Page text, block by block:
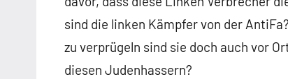
sind die linken Kämpfer von der
zu verprügeln sind sie doch auch vor
diesen Judenhassern?